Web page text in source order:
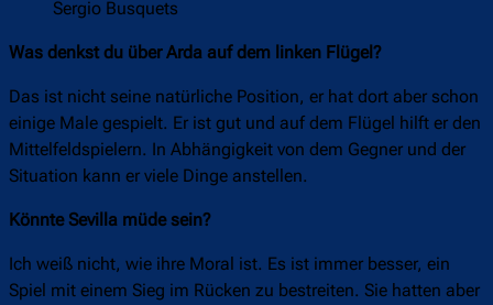
Sergio Busquets
Was denkst du über Arda auf dem linken Flügel?
Das ist nicht seine natürliche Position, er hat dort aber schon
einige Male gespielt. Er ist gut und auf dem Flügel hilft er den
Mittelfeldspielern. In Abhängigkeit von dem Gegner und der
Situation kann er viele Dinge anstellen.
Könnte Sevilla müde sein?
Ich weiß nicht, wie ihre Moral ist. Es ist immer besser, ein
Spiel mit einem Sieg im Rücken zu bestreiten. Sie hatten aber